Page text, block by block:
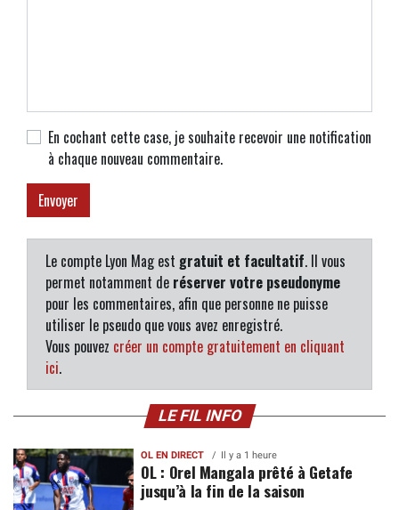
En cochant cette case, je souhaite recevoir une notification
à chaque nouveau commentaire.
Le compte Lyon Mag est gratuit et facultatif. Il vous
permet notamment de réserver votre pseudonyme
pour les commentaires, afin que personne ne puisse
utiliser le pseudo que vous avez enregistré.
Vous pouvez créer un compte gratuitement en cliquant
ici.
LE FIL INFO
OL EN DIRECT Il y a 1 heure
OL : Orel Mangala prêté à Getafe
jusqu’à la fin de la saison